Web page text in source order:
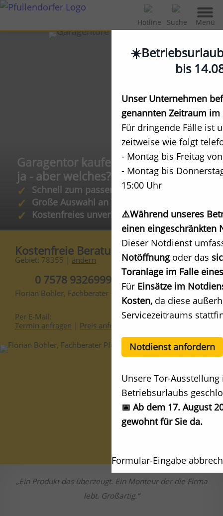
Hotline Suche Menü
Garagentor kaufen mit Einbau:
ja - aber welches?
Schnell zum passenden Tor
Große Auswahl an Typen, Farben, Extras
Kostenfreies unverbindliches Angebot
Kostenfreie Beratung
Gebiet: 78355 | ändern
0 7578 9326999
Florian Bohler, Fachberater
Per E-Mail:
Termin anfragen | Preis anfragen
Ein Produkt das überzeugt. Ein Monteur der die Firma
lebt. Großartig.
bis
Unser Unternehmen
genannten Zeitraum
Für dringende Fälle ist
zeitweise wie folgt
- Montag bis Freitag
- Montag bis
15:00 Uhr
⚠️Während unseres
einen eingeschränkten
Dieser Notdienst
Notöffnung oder das
Toranlage im Falle
Für Einsätze im
Kosten, da diese
Servicezeitraums
Notdienst anfordern
Unsere Tor-
Betriebsurlaubs
📅 Ab dem 17. August
gewohnt für Sie da.
Formular-Eingabe